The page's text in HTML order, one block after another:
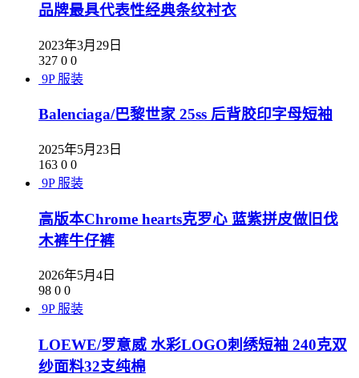
品牌最具代表性经典条纹衬衣
2023年3月29日
327 0 0
9P 服装
Balenciaga/巴黎世家 25ss 后背胶印字母短袖
2025年5月23日
163 0 0
9P 服装
高版本Chrome hearts克罗心 蓝紫拼皮做旧伐
木裤牛仔裤
2026年5月4日
98 0 0
9P 服装
LOEWE/罗意威 水彩LOGO刺绣短袖 240克双
纱面料32支纯棉